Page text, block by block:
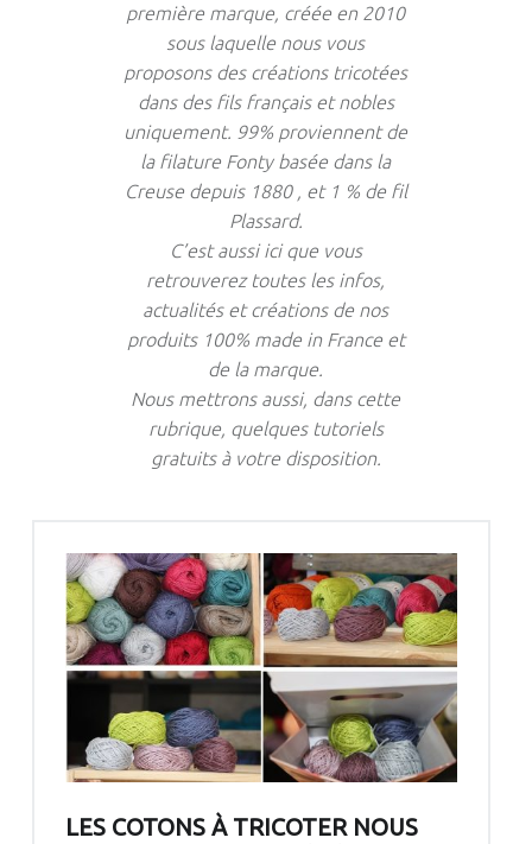
première marque, créée en 2010
sous laquelle nous vous
proposons des créations tricotées
dans des fils français et nobles
uniquement. 99% proviennent de
la filature Fonty basée dans la
Creuse depuis 1880 , et 1 % de fil
Plassard.
C’est aussi ici que vous
retrouverez toutes les infos,
actualités et créations de nos
produits 100% made in France et
de la marque.
Nous mettrons aussi, dans cette
rubrique, quelques tutoriels
gratuits à votre disposition.
LES COTONS À TRICOTER NOUS